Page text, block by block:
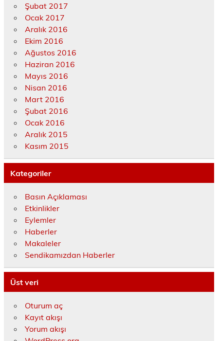
Şubat 2017
Ocak 2017
Aralık 2016
Ekim 2016
Ağustos 2016
Haziran 2016
Mayıs 2016
Nisan 2016
Mart 2016
Şubat 2016
Ocak 2016
Aralık 2015
Kasım 2015
Kategoriler
Basın Açıklaması
Etkinlikler
Eylemler
Haberler
Makaleler
Sendikamızdan Haberler
Üst veri
Oturum aç
Kayıt akışı
Yorum akışı